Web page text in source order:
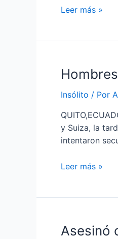
en
Leer más »
Insólito / Por
y Suiza, la
intentaron
Hombres
como
policías
intentaron
secuestrar
en
norte
Quito
Leer más »
Asesinó
Asesinó